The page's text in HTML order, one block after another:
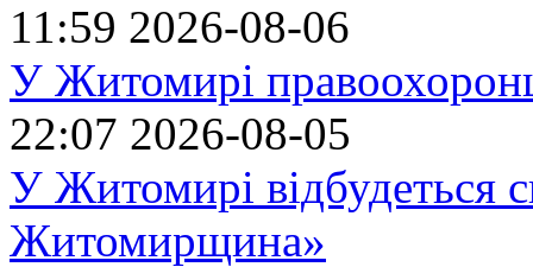
11:59 2026-08-06
У Житомирі
22:07 2026-08-05
У Житомирі відбудеться
Житомирщина»